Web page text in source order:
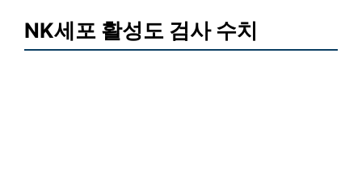
간염 A형,B형,C형과 가격표 간염 A형,B형,C형과 필
수체크간염 A형,B형,C형과 빠른확인